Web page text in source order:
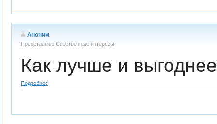
Аноним
Представляю Собственные интересы
Как лучше и
Подробнее